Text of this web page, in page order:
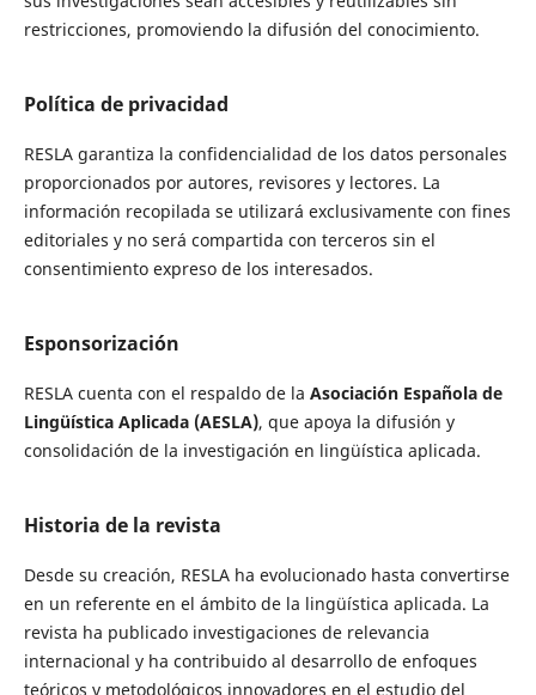
restricciones, promoviendo la difusión del conocimiento.
Política de privacidad
RESLA garantiza la confidencialidad de los datos personales
proporcionados por autores, revisores y lectores. La
información recopilada se utilizará exclusivamente con fines
editoriales y no será compartida con terceros sin el
consentimiento expreso de los interesados.
Esponsorización
RESLA cuenta con el respaldo de la Asociación Española de
Lingüística Aplicada (AESLA), que apoya la difusión y
consolidación de la investigación en lingüística aplicada.
Historia de la revista
Desde su creación, RESLA ha evolucionado hasta convertirse
en un referente en el ámbito de la lingüística aplicada. La
revista ha publicado investigaciones de relevancia
internacional y ha contribuido al desarrollo de enfoques
teóricos y metodológicos innovadores en el estudio del